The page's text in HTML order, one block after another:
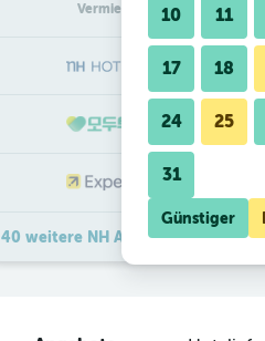
Vermieter
40 weitere NH Amsterdam Noord
10 11
17 18
24 25
31
Günstiger